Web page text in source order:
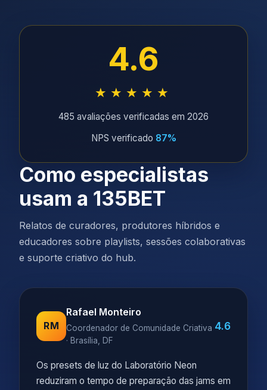
4.6
★★★★★
485 avaliações verificadas em 2026
NPS verificado 87%
Como especialistas
usam a 135BET
Relatos de curadores, produtores híbridos e
educadores sobre playlists, sessões colaborativas
e suporte criativo do hub.
RM
Rafael Monteiro
Coordenador de Comunidade Criativa
· Brasília, DF
4.6
Os presets de luz do Laboratório Neon
reduziram o tempo de preparação das jams em